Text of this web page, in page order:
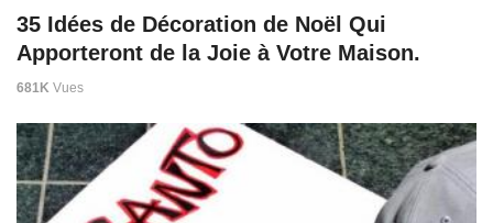
35 Idées de Décoration de Noël Qui
Apporteront de la Joie à Votre Maison.
681K Vues